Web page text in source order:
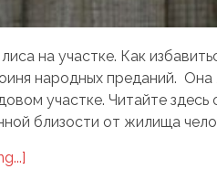
на участке. Как
народных преданий.
участке. Читайте здесь
близости от жилища